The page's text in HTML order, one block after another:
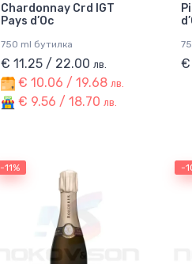
Chardonnay Crd IGT
Pays d’Oc
750 ml бутилка
€ 11.25 / 22.00 лв.
€ 10.06 / 19.68 лв.
€ 9.56 / 18.70 лв.
€
-11% -